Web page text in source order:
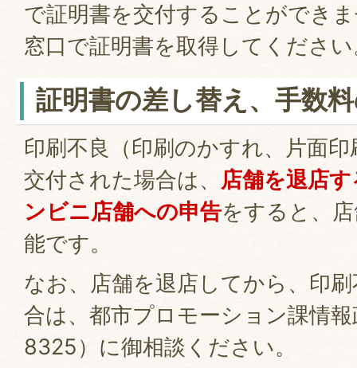
で証明書を交付することができ
窓口で証明書を取得してくださ
証明書の差し替え、手数
印刷不良（印刷のかすれ、片面
交付された場合は、 店舗を退店
ンビニ店舗への申告をすると、
能です。
なお、店舗を退店してから、印
合は、都市プロモーション課情
8325）に御相談ください。